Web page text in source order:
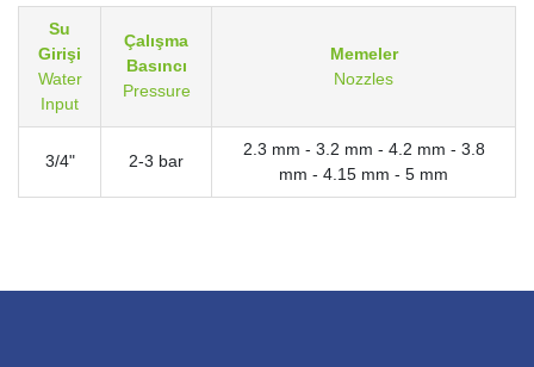
Su
Girişi
Water
Input
Çalışma
Basıncı
Pressure
Memeler
Nozzles
3/4" 2-3 bar
2.3 mm - 3.2 mm - 4.2 mm - 3.8
mm - 4.15 mm - 5 mm